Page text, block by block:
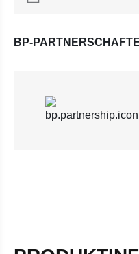
BP-